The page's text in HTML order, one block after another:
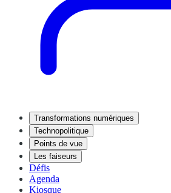
Transformations numériques
Technopolitique
Points de vue
Les faiseurs
Défis
Agenda
Kiosque